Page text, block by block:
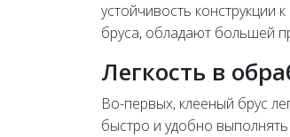
устойчивость конструкции
бруса, обладают большей
Легкость в
Во-первых, клееный брус
быстро и удобно